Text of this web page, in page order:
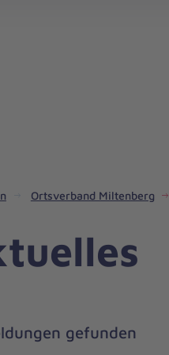
Ortsverband Miltenberg
gefunden